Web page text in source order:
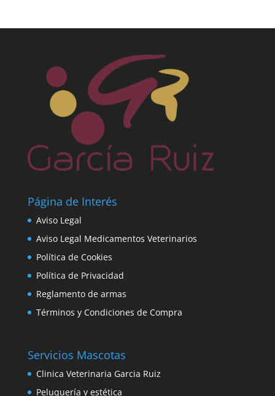
Página de Interés
Aviso Legal
Aviso Legal Medicamentos Veterinarios
Política de Cookies
Política de Privacidad
Reglamento de armas
Términos y Condiciones de Compra
Servicios Mascotas
Clinica Veterinaria Garcia Ruiz
Peluquería y estética